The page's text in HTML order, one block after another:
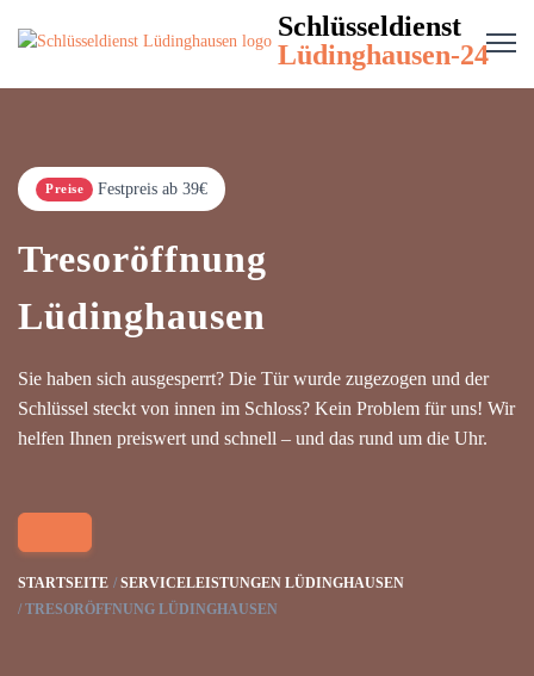
Schlüsseldienst
Lüdinghausen-24
Preise Festpreis ab 39€
Tresoröffnung
Lüdinghausen
Sie haben sich ausgesperrt? Die Tür wurde zugezogen und der
Schlüssel steckt von innen im Schloss? Kein Problem für uns! Wir
helfen Ihnen preiswert und schnell – und das rund um die Uhr.
STARTSEITE
SERVICELEISTUNGEN LÜDINGHAUSEN
TRESORÖFFNUNG LÜDINGHAUSEN